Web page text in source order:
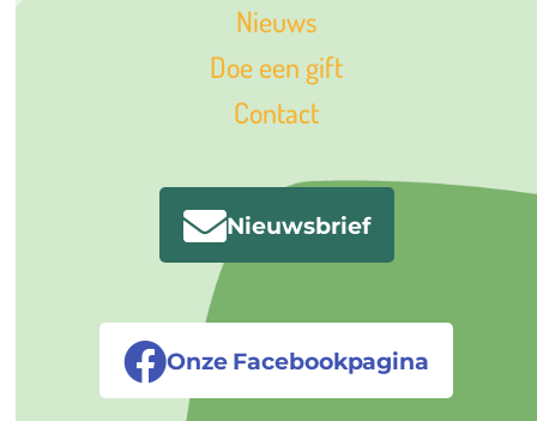
Nieuws
Doe een gift
Contact
Nieuwsbrief
Onze Facebookpagina